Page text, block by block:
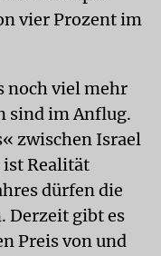
vier Prozent im
noch viel mehr
sind im Anflug.
zwischen Israel
ist Realität
dürfen die
Derzeit gibt es
Preis von und